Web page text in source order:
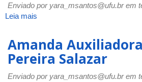
Enviado por yara_msantos@ufu.brem
Leia mais
Souza
Oliveira
Amanda
Pereira Salazar
Enviado por yara_msantos@ufu.brem